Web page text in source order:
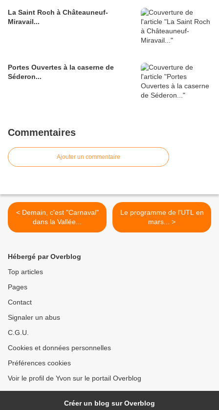
La Saint Roch à Châteauneuf-
Miravail...
Portes Ouvertes à la caserne de
Séderon...
Commentaires
Ajouter un commentaire
< Demain, c'est "Carnaval"
dans la Vallée...
Le programme de l'UTL en
mars... >
Hébergé par Overblog
Top articles
Pages
Contact
Signaler un abus
C.G.U.
Cookies et données personnelles
Préférences cookies
Voir le profil de Yvon sur le portail Overblog
Créer un blog sur Overblog